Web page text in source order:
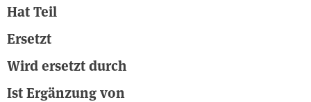
Hat Teil
Ersetzt
Wird ersetzt durch
Ist Ergänzung von